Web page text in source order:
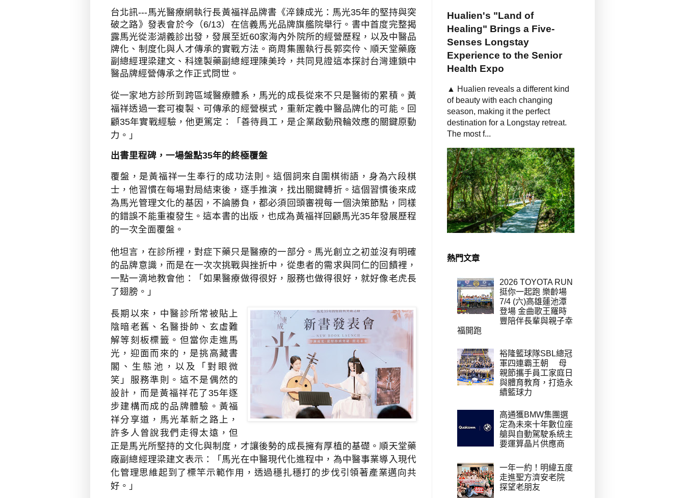
台北訊---馬光醫療網執行長黃福祥品牌書《淬鍊成光：馬光35年的堅持與突
破之路》發表會於今（6/13）在信義馬光品牌旗艦院舉行。書中首度完整揭
露馬光從澎湖義診出發，發展至近60家海內外院所的經營歷程，以及中醫品
牌化、制度化與人才傳承的實戰方法。商周集團執行長郭奕伶、順天堂藥廠
副總經理梁建文、科達製藥副總經理陳美玲，共同見證這本探討台灣連鎖中
醫品牌經營傳承之作正式問世。
從一家地方診所到跨區域醫療體系，馬光的成長從來不只是醫術的累積。黃
福祥透過一套可複製、可傳承的經營模式，重新定義中醫品牌化的可能。回
顧35年實戰經驗，他更篤定：「善待員工，是企業啟動飛輪效應的關鍵原動
力。」
出書里程碑，一場盤點35年的終極覆盤
覆盤，是黃福祥一生奉行的成功法則。這個詞來自圍棋術語，身為六段棋
士，他習慣在每場對局結束後，逐手推演，找出關鍵轉折。這個習慣後來成
為馬光管理文化的基因，不論勝負，都必須回頭審視每一個決策節點，同樣
的錯誤不能重複發生。這本書的出版，也成為黃福祥回顧馬光35年發展歷程
的一次全面覆盤。
他坦言，在診所裡，對症下藥只是醫療的一部分。馬光創立之初並沒有明確
的品牌意識，而是在一次次挑戰與挫折中，從患者的需求與同仁的回饋裡，
一點一滴地教會他：「如果醫療做得很好，服務也做得很好，就好像老虎長
了翅膀。」
長期以來，中醫診所常被貼上
陰暗老舊、名醫掛帥、玄虛難
解等刻板標籤。但當你走進馬
光，迎面而來的，是挑高藏書
閣、生態池，以及「對眼微
笑」服務準則。這不是偶然的
設計，而是黃福祥花了 35年逐
步建構而成的品牌體驗。黃福
祥分享道，馬光革新之路上，
許多人曾說我們走得太遠，但
正是馬光所堅持的文化與制度，才讓後勢的成長擁有厚植的基礎。順天堂藥
廠副總經理梁建文表示：「馬光在中醫現代化進程中，為中醫事業導入現代
化管理思維起到了標竿示範作用，透過穩扎穩打的步伐引領著產業邁向共
好。」
Hualien's "Land of
Healing" Brings a Five-
Senses Longstay
Experience to the Senior
Health Expo
▲ Hualien reveals a different kind
of beauty with each changing
season, making it the perfect
destination for a Longstay retreat.
The most f...
熱門文章
2026 TOYOTA RUN
挺你一起跑 樂齡場
7/4 (六)高雄蓮池潭
登場 金曲歌王羅時
豐陪伴長輩與親子幸
福開跑
裕隆籃球隊SBL總冠
軍四連霸王朝 母
親節攜手員工家庭日
與體育教育，打造永
續籃球力
高通獲BMW集團選
定為未來十年數位座
艙與自動駕駛系統主
要運算晶片供應商
一年一約！明緯五度
走進聖方濟安老院
探望老朋友